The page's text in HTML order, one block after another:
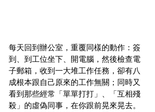
每天回到辦公室，重覆同樣的動作：簽
到、到工位坐下、開電腦，然後檢查電
子郵箱，收到一大堆工作任務，卻有八
成根本跟自己原來的工作無關；同時又
看到那些經常「單單打打」、「互相殘
殺」的虛偽同事，在你跟前晃來晃去。